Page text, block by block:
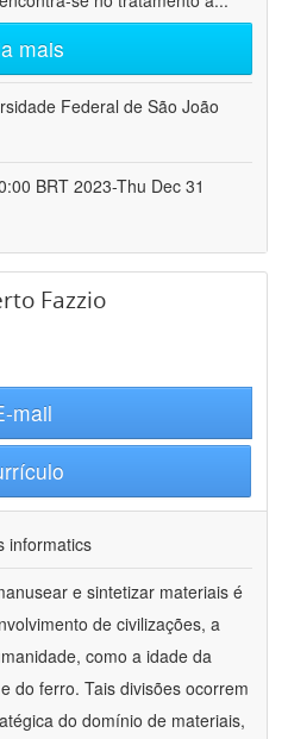
mais
Federal de São João
BRT 2023-Thu Dec 31
Fazzio
mail
informatics
e sintetizar materiais é
de civilizações, a
como a idade da
do ferro. Tais divisões ocorrem
do domínio de materiais,